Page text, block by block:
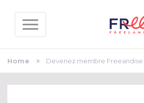
Home Devenez membre Freeandise